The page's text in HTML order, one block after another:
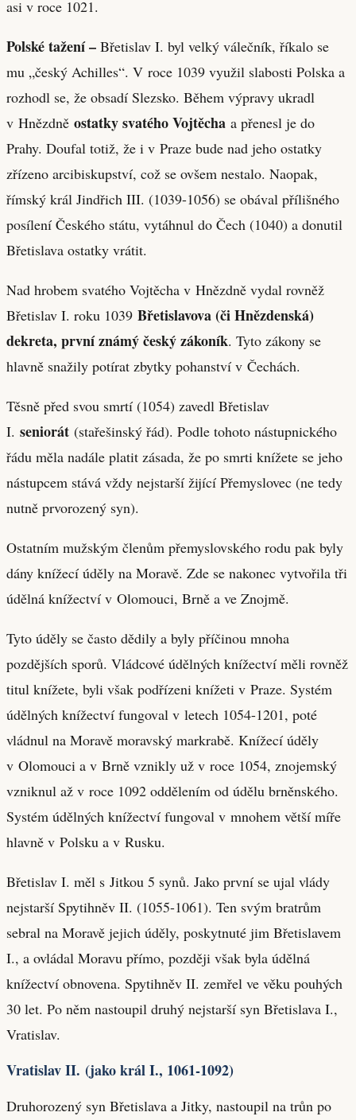
asi v roce 1021.
Polské tažení – Břetislav I. byl velký válečník, říkalo se
mu „český Achilles“. V roce 1039 využil slabosti Polska a
rozhodl se, že obsadí Slezsko. Během výpravy ukradl
v Hnězdně ostatky svatého Vojtěcha a přenesl je do
Prahy. Doufal totiž, že i v Praze bude nad jeho ostatky
zřízeno arcibiskupství, což se ovšem nestalo. Naopak,
římský král Jindřich III. (1039-1056) se obával přílišného
posílení Českého státu, vytáhnul do Čech (1040) a donutil
Břetislava ostatky vrátit.
Nad hrobem svatého Vojtěcha v Hnězdně vydal rovněž
Břetislav I. roku 1039 Břetislavova (či Hnězdenská)
dekreta, první známý český zákoník. Tyto zákony se
hlavně snažily potírat zbytky pohanství v Čechách.
Těsně před svou smrtí (1054) zavedl Břetislav
I. seniorát (stařešinský řád). Podle tohoto nástupnického
řádu měla nadále platit zásada, že po smrti knížete se jeho
nástupcem stává vždy nejstarší žijící Přemyslovec (ne tedy
nutně prvorozený syn).
Ostatním mužským členům přemyslovského rodu pak byly
dány knížecí úděly na Moravě. Zde se nakonec vytvořila tři
údělná knížectví v Olomouci, Brně a ve Znojmě.
Tyto úděly se často dědily a byly příčinou mnoha
pozdějších sporů. Vládcové údělných knížectví měli rovněž
titul knížete, byli však podřízeni knížeti v Praze. Systém
údělných knížectví fungoval v letech 1054-1201, poté
vládnul na Moravě moravský markrabě. Knížecí úděly
v Olomouci a v Brně vznikly už v roce 1054, znojemský
vzniknul až v roce 1092 oddělením od údělu brněnského.
Systém údělných knížectví fungoval v mnohem větší míře
hlavně v Polsku a v Rusku.
Břetislav I. měl s Jitkou 5 synů. Jako první se ujal vlády
nejstarší Spytihněv II. (1055-1061). Ten svým bratrům
sebral na Moravě jejich úděly, poskytnuté jim Břetislavem
I., a ovládal Moravu přímo, později však byla údělná
knížectví obnovena. Spytihněv II. zemřel ve věku pouhých
30 let. Po něm nastoupil druhý nejstarší syn Břetislava I.,
Vratislav.
Vratislav II. (jako král I., 1061-1092)
Druhorozený syn Břetislava a Jitky, nastoupil na trůn po